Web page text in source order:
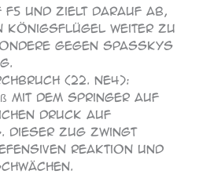
und zielt darauf ab,
Königsflügel weiter zu
gegen Spasskys
(22. Ne4):
mit dem Springer auf
Druck auf
Dieser Zug zwingt
Reaktion und